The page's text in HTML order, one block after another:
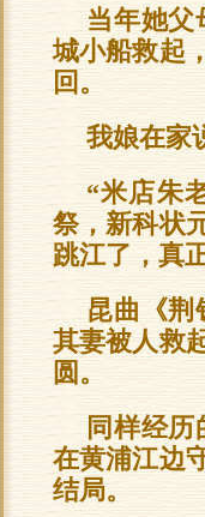
当年她父
城小船救起
回。
我娘在家
“米店朱
祭，新科状
跳江了，真
昆曲《荆
其妻被人救
圆。
同样经
在黄浦江边
结局。